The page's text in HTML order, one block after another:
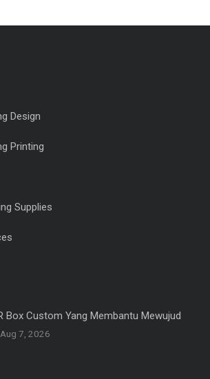
Design
Printing
Supplies
Box Custom Yang Membantu Mewujud
Aug 7, 2026